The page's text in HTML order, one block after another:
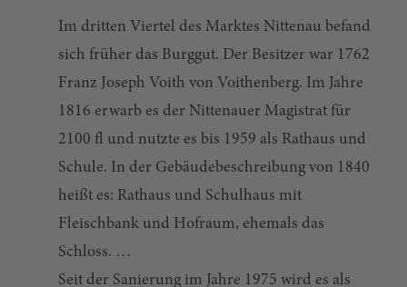
Im dritten Viertel des Marktes Nittenau befand
sich früher das Burggut. Der Besitzer war 1762
Franz Joseph Voith von Voithenberg. Im Jahre
1816 erwarb es der Nittenauer Magistrat für
2100 fl und nutzte es bis 1959 als Rathaus und
Schule. In der Gebäudebeschreibung von 1840
heißt es: Rathaus und Schulhaus mit
Fleischbank und Hofraum, ehemals das
Schloss.
Seit der Sanierung im Jahre 1975 wird es als